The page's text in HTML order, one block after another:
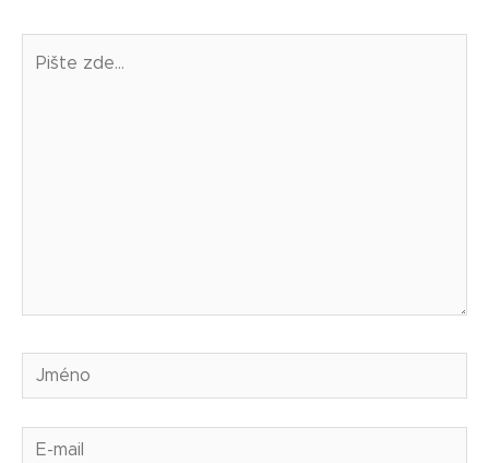
Jméno
E-